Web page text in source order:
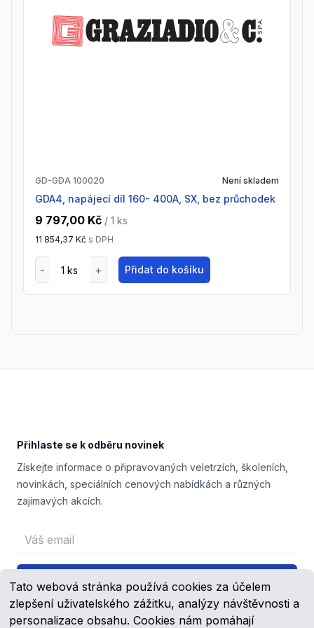
Tato webová stránka používá cookies za účelem
zlepšení uživatelského zážitku, analýzy návštěvnosti a
personalizace obsahu. Cookies nám pomáhají
GD-GDA 100020 Není skladem
GDA4, napájecí díl 160- 400A, SX, bez průchodek
9 797,00 Kč / 1 ks
11 854,37 Kč s DPH
Přidat do košíku
Přihlaste se k odběru novinek
Získejte informace o připravovaných veletrzích, školeních,
novinkách, speciálních cenových nabídkách a různých
zajímavých akcích.
Email address
Přihlášení